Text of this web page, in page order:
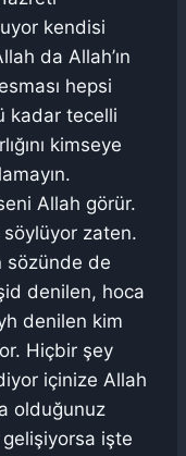
kendisi
da Allah’ın
hepsi
kadar tecelli
kimseye
Allah görür.
zaten.
sözünde de
denilen, hoca
denilen kim
Hiçbir şey
içinize Allah
olduğunuz
işte